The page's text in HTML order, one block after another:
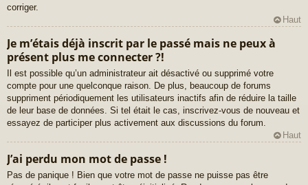
corriger.
Haut
Je m’étais déjà inscrit par le passé mais ne peux à
présent plus me connecter ?!
Il est possible qu’un administrateur ait désactivé ou supprimé votre
compte pour une quelconque raison. De plus, beaucoup de forums
suppriment périodiquement les utilisateurs inactifs afin de réduire la taille
de leur base de données. Si tel était le cas, inscrivez-vous de nouveau et
essayez de participer plus activement aux discussions du forum.
Haut
J’ai perdu mon mot de passe !
Pas de panique ! Bien que votre mot de passe ne puisse pas être